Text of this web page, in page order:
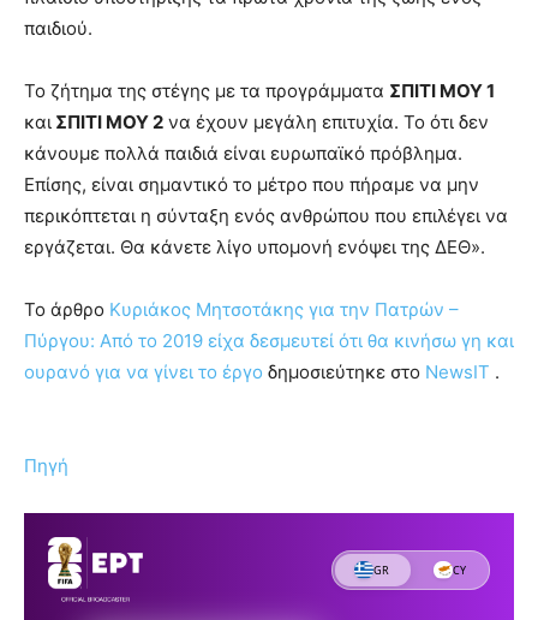
παιδιού.
Το ζήτημα της στέγης με τα προγράμματα ΣΠΙΤΙ ΜΟΥ 1
και ΣΠΙΤΙ ΜΟΥ 2 να έχουν μεγάλη επιτυχία. Το ότι δεν
κάνουμε πολλά παιδιά είναι ευρωπαϊκό πρόβλημα.
Επίσης, είναι σημαντικό το μέτρο που πήραμε να μην
περικόπτεται η σύνταξη ενός ανθρώπου που επιλέγει να
εργάζεται. Θα κάνετε λίγο υπομονή ενόψει της ΔΕΘ».
To άρθρο Κυριάκος Μητσοτάκης για την Πατρών –
Πύργου: Από το 2019 είχα δεσμευτεί ότι θα κινήσω γη και
ουρανό για να γίνει το έργο δημοσιεύτηκε στο NewsIT .
Πηγή